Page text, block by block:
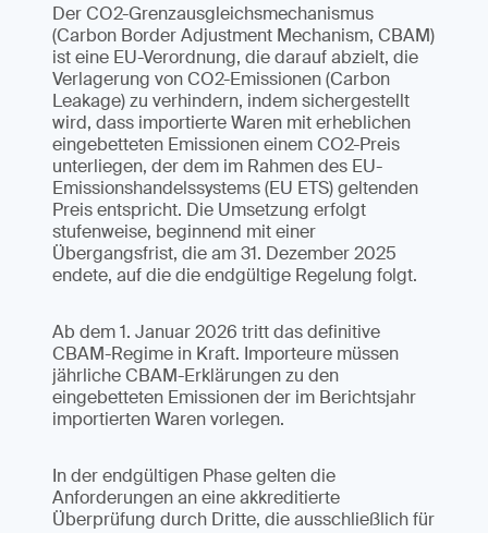
Der CO2-Grenzausgleichsmechanismus
(Carbon Border Adjustment Mechanism, CBAM)
ist eine EU-Verordnung, die darauf abzielt, die
Verlagerung von CO2-Emissionen (Carbon
Leakage) zu verhindern, indem sichergestellt
wird, dass importierte Waren mit erheblichen
eingebetteten Emissionen einem CO2-Preis
unterliegen, der dem im Rahmen des EU-
Emissionshandelssystems (EU ETS) geltenden
Preis entspricht. Die Umsetzung erfolgt
stufenweise, beginnend mit einer
Übergangsfrist, die am 31. Dezember 2025
endete, auf die die endgültige Regelung folgt.
Ab dem 1. Januar 2026 tritt das definitive
CBAM-Regime in Kraft. Importeure müssen
jährliche CBAM-Erklärungen zu den
eingebetteten Emissionen der im Berichtsjahr
importierten Waren vorlegen.
In der endgültigen Phase gelten die
Anforderungen an eine akkreditierte
Überprüfung durch Dritte, die ausschließlich für